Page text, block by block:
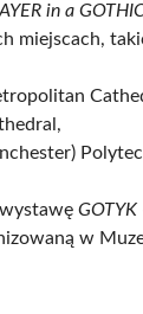
in a
miejscach,
wystawę GOTYK
w